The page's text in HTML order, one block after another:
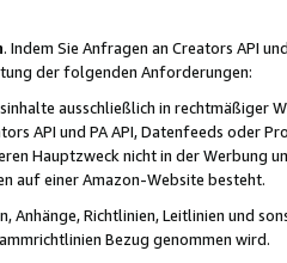
. Indem Sie Anfragen an Creators API
der folgenden Anforderungen:
ausschließlich in rechtmäßiger
API und PA API, Datenfeeds oder
Hauptzweck nicht in der Werbung
auf einer Amazon-Website besteht.
Anhänge, Richtlinien, Leitlinien und
Bezug genommen wird.